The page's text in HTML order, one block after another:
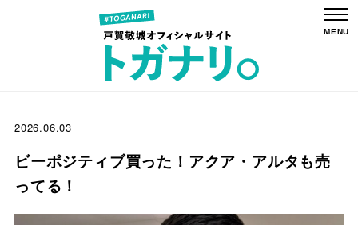
2026.06.03
ビーポジティブ買った！アクア・アルタも売
ってる！